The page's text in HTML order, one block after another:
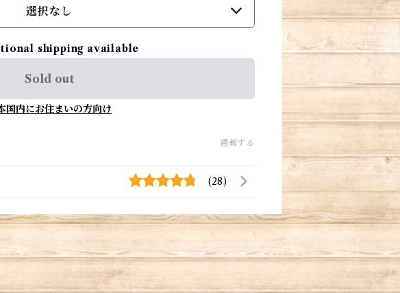
選択なし
shipping available
Sold out
国内にお住まいの方向け
通報する
(28)